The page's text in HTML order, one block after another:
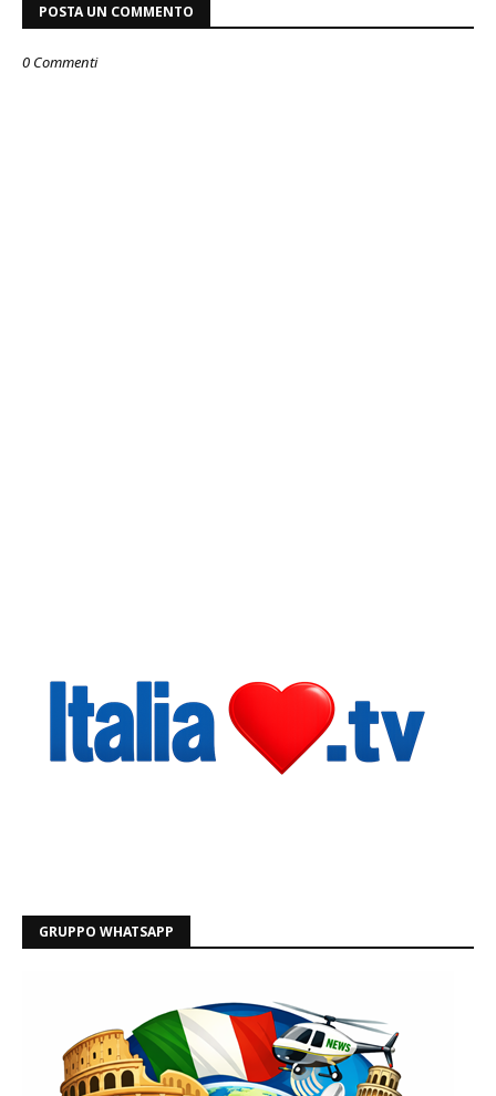
POSTA UN COMMENTO
0 Commenti
GRUPPO WHATSAPP